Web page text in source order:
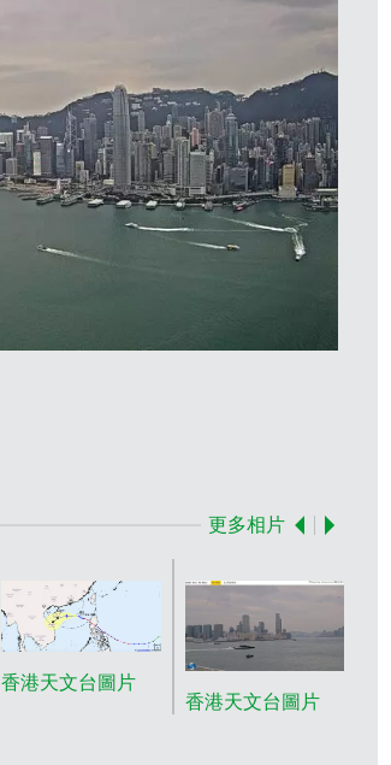
更多相片
香港天文台圖片
香港天文台圖片